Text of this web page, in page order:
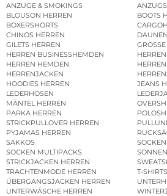
ANZÜGE & SMOKINGS
BLOUSON HERREN
BOOTS
BOXERSHORTS
CHINOS HERREN
GILETS HERREN
HERREN BUSINESSHEMDEN
HERREN HEMDEN
HERRENJACKEN
HOODIES HERREN
JEANS
LEDERHOSEN
MÄNTEL HERREN
PARKA HERREN
STRICKPULLOVER HERREN
PYJAMAS HERREN
SAKKOS
SOCKEN MULTIPACKS
STRICKJACKEN HERREN
TRACHTENMODE HERREN
T-
ÜBERGANGSJACKEN HERREN
UNTERWÄSCHE HERREN